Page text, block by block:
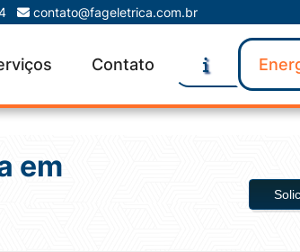
contato@fageletrica.com.br
Contato
em